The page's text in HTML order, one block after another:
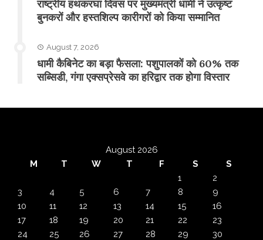
राष्ट्रीय हथकरघा दिवस पर मुख्यमंत्री धामी ने उत्कृष्ट
बुनकरों और हस्तशिल्प कारीगरों को किया सम्मानित
August 7, 2026
​धामी कैबिनेट का बड़ा फैसला: पशुपालकों को 60% तक
सब्सिडी, गंगा एक्सप्रेसवे का हरिद्वार तक होगा विस्तार
August 2026
M
T W T F S
S
1
2
3
4 5 6 7 8
9
10
11 12 13 14 15
16
17
18 19 20 21 22
23
24
25 26 27 28 29
30